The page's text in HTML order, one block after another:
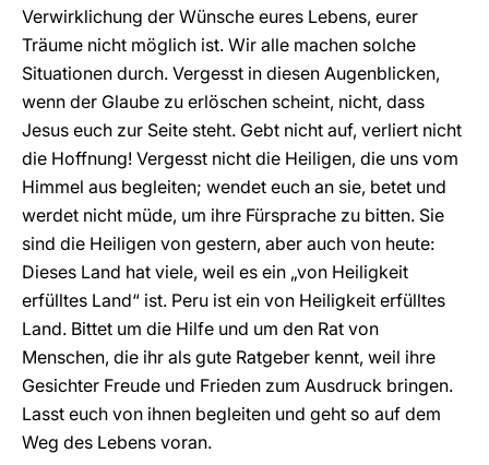
Verwirklichung der Wünsche eures Lebens, eurer
Träume nicht möglich ist. Wir alle machen solche
Situationen durch. Vergesst in diesen Augenblicken,
wenn der Glaube zu erlöschen scheint, nicht, dass
Jesus euch zur Seite steht. Gebt nicht auf, verliert nicht
die Hoffnung! Vergesst nicht die Heiligen, die uns vom
Himmel aus begleiten; wendet euch an sie, betet und
werdet nicht müde, um ihre Fürsprache zu bitten. Sie
sind die Heiligen von gestern, aber auch von heute:
Dieses Land hat viele, weil es ein „von Heiligkeit
erfülltes Land“ ist. Peru ist ein von Heiligkeit erfülltes
Land. Bittet um die Hilfe und um den Rat von
Menschen, die ihr als gute Ratgeber kennt, weil ihre
Gesichter Freude und Frieden zum Ausdruck bringen.
Lasst euch von ihnen begleiten und geht so auf dem
Weg des Lebens voran.